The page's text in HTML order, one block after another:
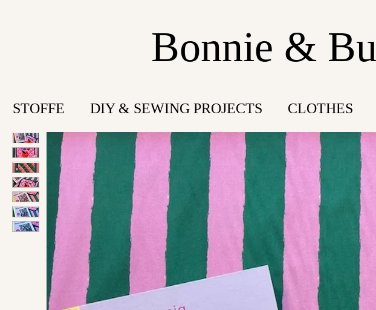
Bonnie &
STOFFE DIY & SEWING PROJECTS CLOTHES